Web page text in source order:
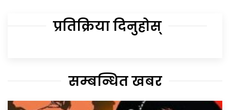
प्रतिक्रिया दिनुहोस्
सम्बन्धित खबर